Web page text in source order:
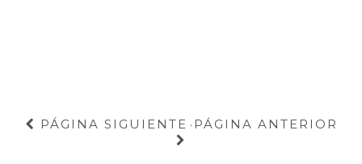
PÁGINA SIGUIENTE · PÁGINA ANTERIOR